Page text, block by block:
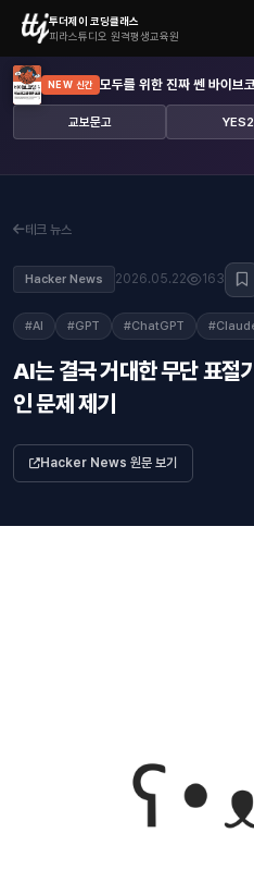
투더제이 코딩클래스
피라스튜디오 원격평생교육원
NEW 신간 모두를 위한 진짜 쎈 바이브
교보문고
테크 뉴스
Hacker News 2026.05.22 163
#AI #GPT #ChatGPT
AI는 결국 거대한 무단 표절
인 문제 제기
Hacker News 원문 보기